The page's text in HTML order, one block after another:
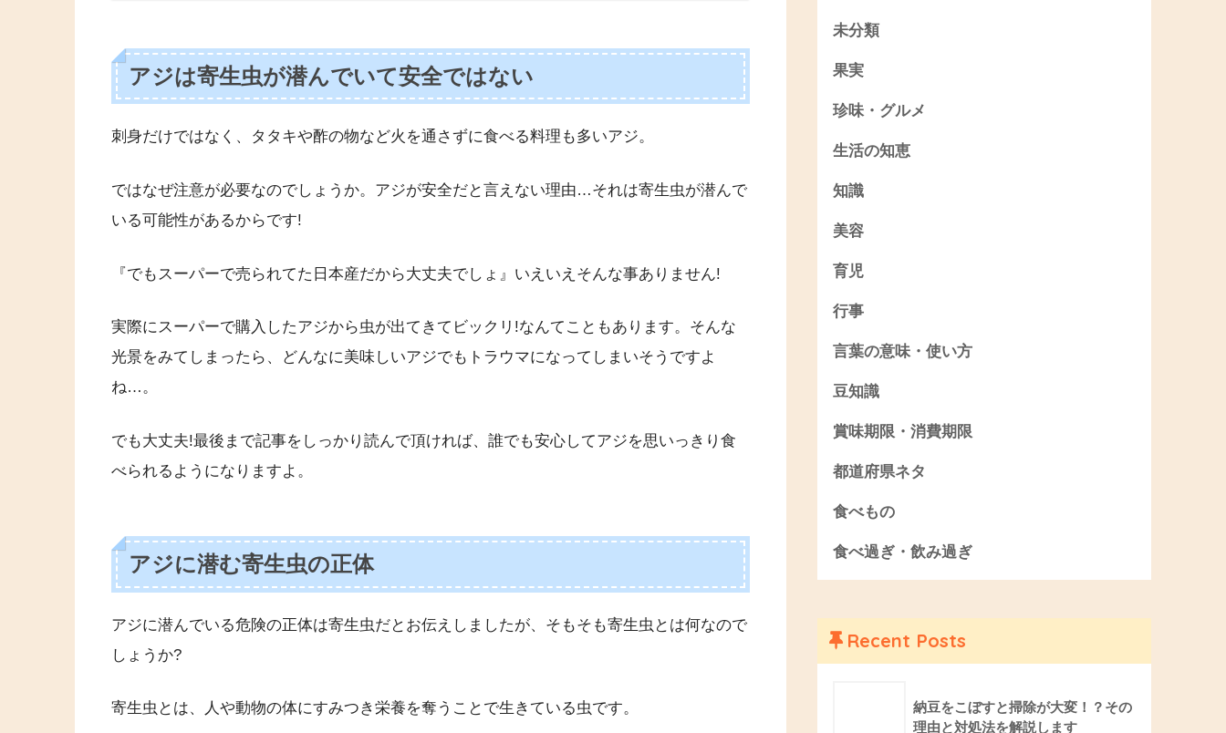
アジは寄生虫が潜んでいて安全ではない
刺身だけではなく、タタキや酢の物など火を通さずに食べる料理も多いアジ。
ではなぜ注意が必要なのでしょうか。アジが安全だと言えない理由…それは寄生虫が潜んで
いる可能性があるからです!
『でもスーパーで売られてた日本産だから大丈夫でしょ』いえいえそんな事ありません!
実際にスーパーで購入したアジから虫が出てきてビックリ!なんてこともあります。そんな
光景をみてしまったら、どんなに美味しいアジでもトラウマになってしまいそうですよ
ね…。
でも大丈夫!最後まで記事をしっかり読んで頂ければ、誰でも安心してアジを思いっきり食
べられるようになりますよ。
アジに潜む寄生虫の正体
アジに潜んでいる危険の正体は寄生虫だとお伝えしましたが、そもそも寄生虫とは何なので
しょうか?
寄生虫とは、人や動物の体にすみつき栄養を奪うことで生きている虫です。
未分類
果実
珍味・グルメ
生活の知恵
知識
美容
育児
行事
言葉の意味・使い方
豆知識
賞味期限・消費期限
都道府県ネタ
食べもの
食べ過ぎ・飲み過ぎ
Recent Posts
納豆をこぼすと掃除が大変！？その
理由と対処法を解説します